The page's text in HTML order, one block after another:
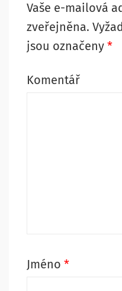
Vaše e-mailová
zveřejněna.
jsou označeny *
Komentář
Jméno *